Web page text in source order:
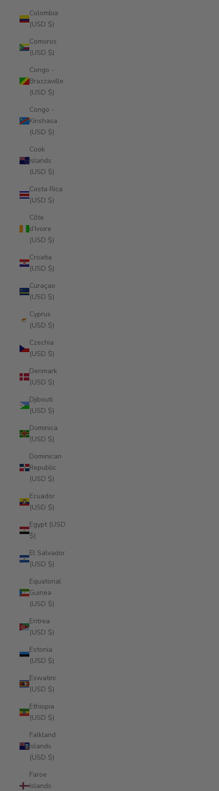
Colombia
(USD $)
Comoros
(USD $)
Congo -
Brazzaville
(USD $)
Congo -
Kinshasa
(USD $)
Cook
Islands
(USD $)
Costa Rica
(USD $)
Côte
d’Ivoire
(USD $)
Croatia
(USD $)
Curaçao
(USD $)
Cyprus
(USD $)
Czechia
(USD $)
Denmark
(USD $)
Djibouti
(USD $)
Dominica
(USD $)
Dominican
Republic
(USD $)
Ecuador
(USD $)
Egypt (USD
$)
El Salvador
(USD $)
Equatorial
Guinea
(USD $)
Eritrea
(USD $)
Estonia
(USD $)
Eswatini
(USD $)
Ethiopia
(USD $)
Falkland
Islands
(USD $)
Faroe
Islands